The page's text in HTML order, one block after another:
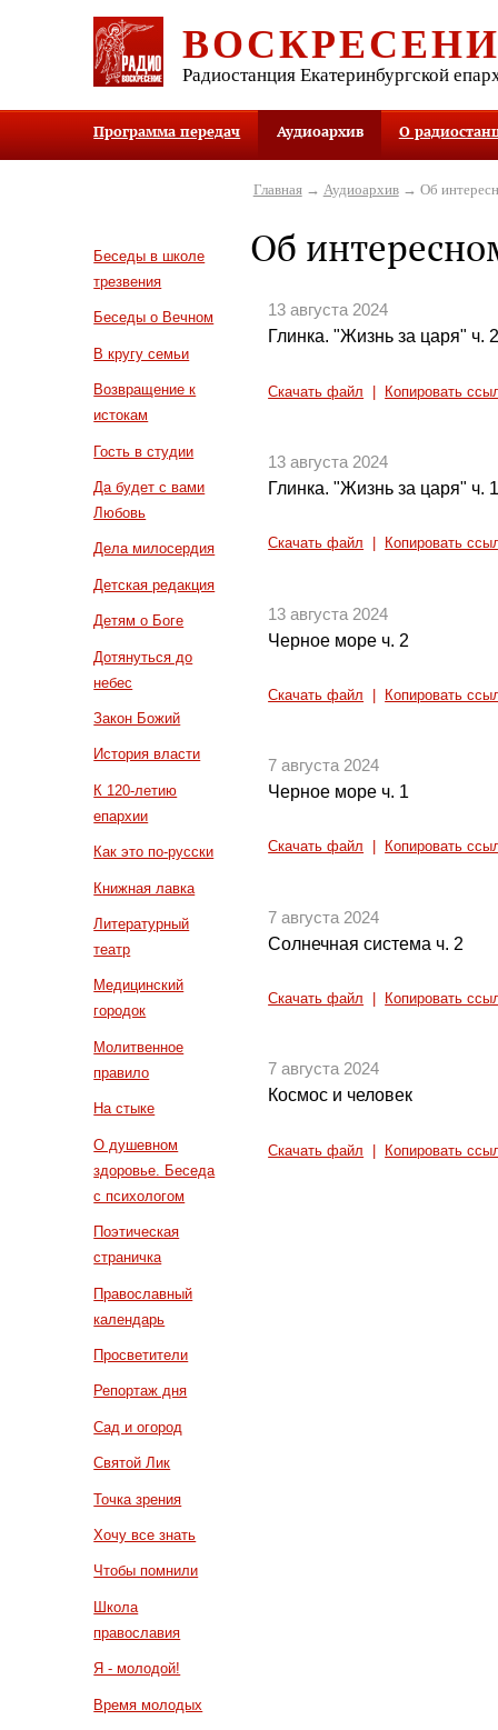
Радиостанция Екатеринбургской
Программа передач Аудиоархив О
Беседы в школе
трезвения
Беседы о Вечном
В кругу семьи
Возвращение к
истокам
Гость в студии
Да будет с вами
Любовь
Дела милосердия
Детская редакция
Детям о Боге
Дотянуться до
небес
Закон Божий
История власти
К 120-летию
епархии
Как это по-русски
Книжная лавка
Литературный
театр
Медицинский
городок
Молитвенное
правило
На стыке
О душевном
здоровье. Беседа
с психологом
Поэтическая
страничка
Православный
календарь
Просветители
Репортаж дня
Сад и огород
Святой Лик
Точка зрения
Хочу все знать
Чтобы помнили
Школа
православия
Я - молодой!
Время молодых
Главная→ Аудиоархив→ Об
Об
13 августа 2024
Глинка. "Жизнь за царя" ч.
Скачать файл Копировать
13 августа 2024
Глинка. "Жизнь за царя" ч.
Скачать файл Копировать
13 августа 2024
Черное море ч. 2
Скачать файл Копировать
7 августа 2024
Черное море ч. 1
Скачать файл Копировать
7 августа 2024
Солнечная система ч. 2
Скачать файл Копировать
7 августа 2024
Космос и человек
Скачать файл Копировать